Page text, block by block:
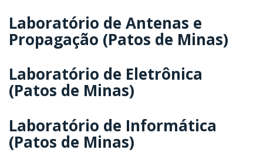
Laboratório de Antenas e
Propagação (Patos de Minas)
Laboratório de Eletrônica
(Patos de Minas)
Laboratório de Informática
(Patos de Minas)